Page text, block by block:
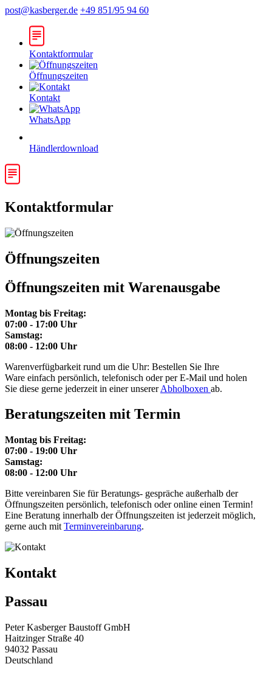
post@kasberger.de +49 851/95 94 60
Kontaktformular
Öffnungszeiten
Kontakt
WhatsApp
Händlerdownload
Kontaktformular
Öffnungszeiten
Öffnungszeiten mit Warenausgabe
Montag bis Freitag:
07:00 - 17:00 Uhr
Samstag:
08:00 - 12:00 Uhr
Warenverfügbarkeit rund um die Uhr: Bestellen Sie Ihre
Ware einfach persönlich, telefonisch oder per E-Mail und holen
Sie diese gerne jederzeit in einer unsererAbholboxen ab.
Beratungszeiten mit Termin
Montag bis Freitag:
07:00 - 19:00 Uhr
Samstag:
08:00 - 12:00 Uhr
Bitte vereinbaren Sie für Beratungs- gespräche außerhalb der
Öffnungszeiten persönlich, telefonisch oder online einen Termin!
Eine Beratung innerhalb der Öffnungszeiten ist jederzeit möglich,
gerne auch mit Terminvereinbarung.
Kontakt
Passau
Peter Kasberger Baustoff GmbH
Haitzinger Straße 40
94032 Passau
Deutschland